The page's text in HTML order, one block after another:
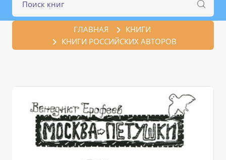
ГЛАВНАЯ
КНИГИ
КНИГИ РОССИЙСКИХ АВТОРОВ